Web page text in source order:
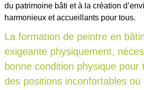
du patrimoine bâti et à la création
harmonieux et accueillants pour tous.
La formation de peintre en
exigeante physiquement,
bonne condition physique pour
des positions inconfortables ou